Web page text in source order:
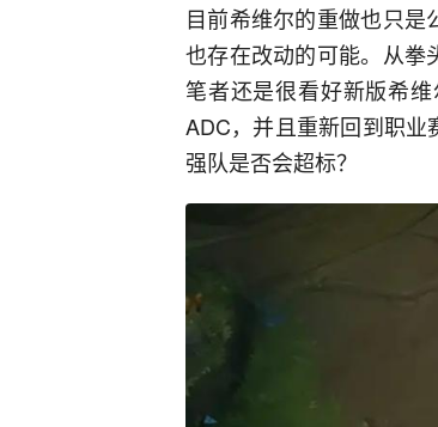
目前希维尔的重做也只
也存在改动的可能。从拳
笔者还是很看好新版希
ADC，并且重新回到职
强队是否会超标？